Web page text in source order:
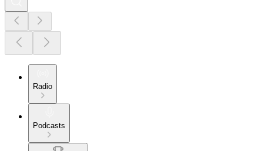
Radio
Podcasts